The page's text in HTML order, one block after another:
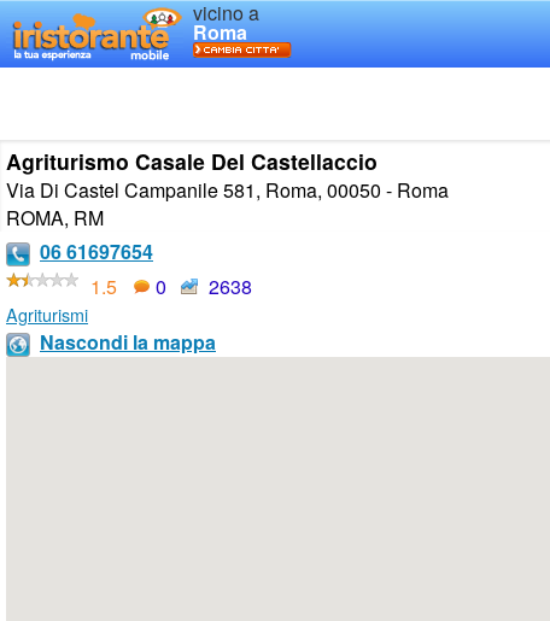
vicino a
Roma
Agriturismo Casale Del Castellaccio
Via Di Castel Campanile 581, Roma, 00050 - Roma
ROMA, RM
06 61697654
1.5
0 2638
Agriturismi
Nascondi la mappa